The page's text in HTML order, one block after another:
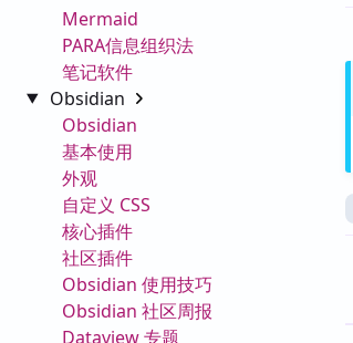
Mermaid
PARA信息组织法
笔记软件
Obsidian
Obsidian
基本使用
外观
自定义 CSS
核心插件
社区插件
Obsidian 使用技巧
Obsidian 社区周报
Dataview 专题